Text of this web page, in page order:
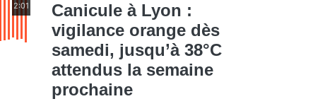
2:01
Canicule à Lyon :
vigilance orange dès
samedi, jusqu’à 38°C
attendus la semaine
prochaine